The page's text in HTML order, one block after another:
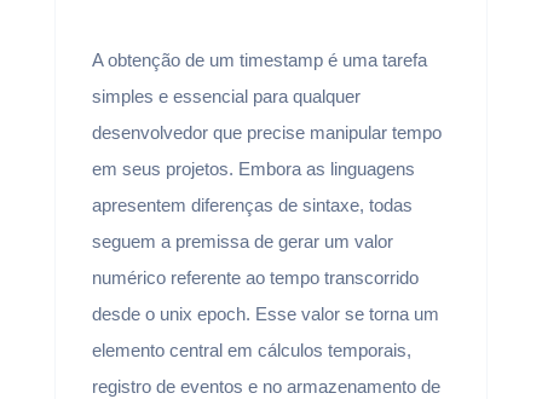
A obtenção de um timestamp é uma tarefa
simples e essencial para qualquer
desenvolvedor que precise manipular tempo
em seus projetos. Embora as linguagens
apresentem diferenças de sintaxe, todas
seguem a premissa de gerar um valor
numérico referente ao tempo transcorrido
desde o unix epoch. Esse valor se torna um
elemento central em cálculos temporais,
registro de eventos e no armazenamento de